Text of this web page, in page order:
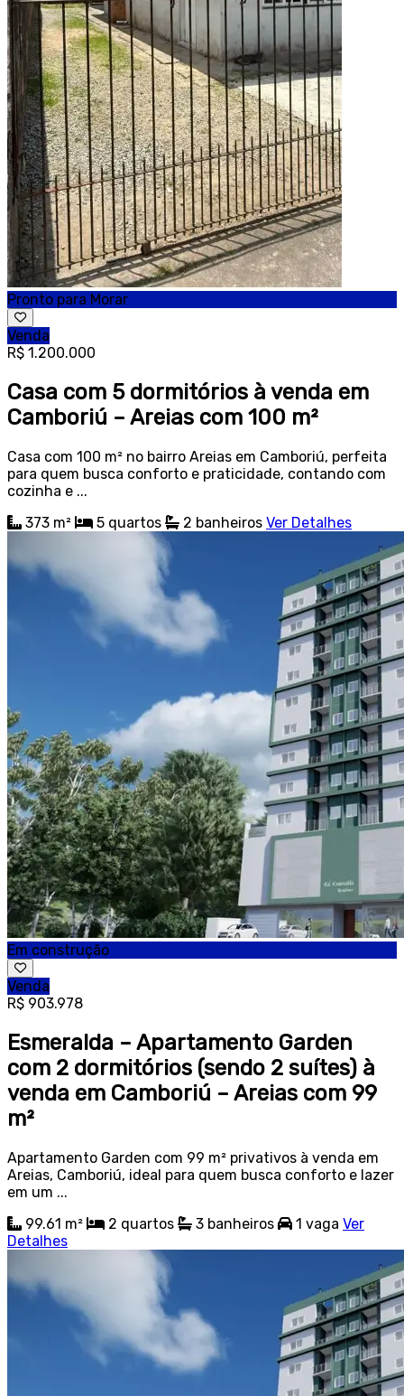
Pronto para Morar
Venda
R$ 1.200.000
Casa com 5 dormitórios à venda em
Camboriú – Areias com 100 m²
Casa com 100 m² no bairro Areias em Camboriú, perfeita
para quem busca conforto e praticidade, contando com
cozinha e ...
373 m²
5 quartos 2 banheiros Ver Detalhes
Em construção
Venda
R$ 903.978
Esmeralda – Apartamento Garden
com 2 dormitórios (sendo 2 suítes) à
venda em Camboriú – Areias com 99
m²
Apartamento Garden com 99 m² privativos à venda em
Areias, Camboriú, ideal para quem busca conforto e lazer
em um ...
99.61 m²
2 quartos 3 banheiros 1 vaga Ver
Detalhes